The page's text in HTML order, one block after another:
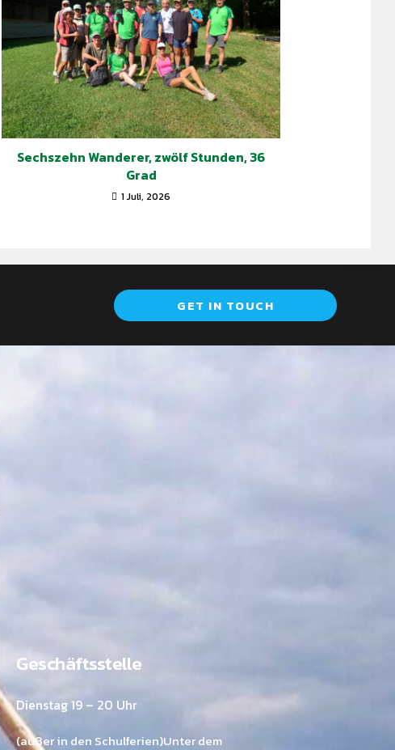
Sechszehn Wanderer, zwölf Stunden, 36
Grad
1 Juli, 2026
GET IN TOUCH
Geschäftsstelle
Dienstag 19 – 20 Uhr
(außer in den Schulferien)Unter dem